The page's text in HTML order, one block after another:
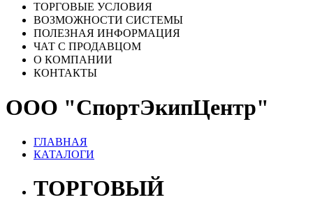
ТОРГОВЫЕ УСЛОВИЯ
ВОЗМОЖНОСТИ СИСТЕМЫ
ПОЛЕЗНАЯ ИНФОРМАЦИЯ
ЧАТ С ПРОДАВЦОМ
О КОМПАНИИ
КОНТАКТЫ
ООО "СпортЭкипЦентр"
ГЛАВНАЯ
КАТАЛОГИ
ТОРГОВЫЙ